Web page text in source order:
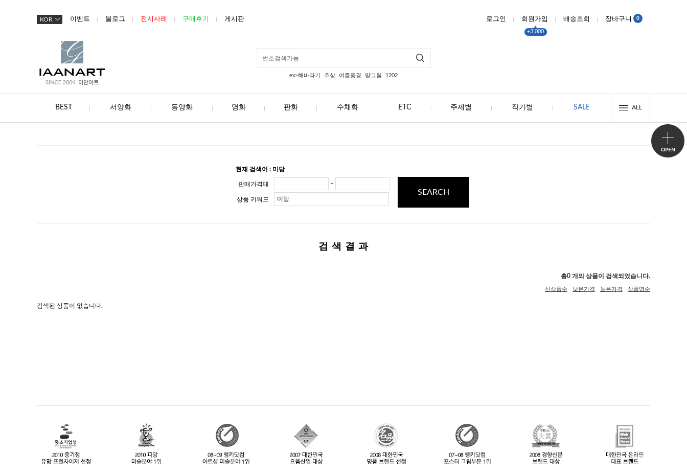
KOR 이벤트 블로그 전시사례 구매후기 게시판 로그인 회원가입
+3,000
배송조회 장바구니 0
ex>해바라기 추상 여름풍경 말그림 1202
BEST 서양화 동양화 명화 판화 수채화 ETC 주제별 작가별 SALE ALL
현재 검색어 : 미당
판매가격대 ~
SEARCH
상품 키워드
검 색 결 과
총0 개의 상품이 검색되었습니다.
상품명순
높은가격
낮은가격
신상품순
검색된 상품이 없습니다.